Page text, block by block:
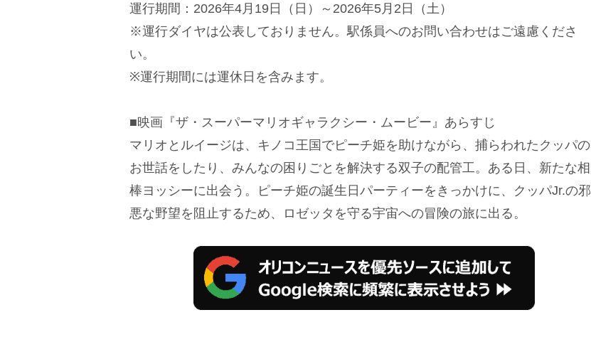
運行期間：2026年4月19日（日）～2026年5月2日（土）
※運行ダイヤは公表しておりません。駅係員へのお問い合わせはご遠慮くださ
い。
※運行期間には運休日を含みます。
■映画『ザ・スーパーマリオギャラクシー・ムービー』あらすじ
マリオとルイージは、キノコ王国でピーチ姫を助けながら、捕らわれたクッパの
お世話をしたり、みんなの困りごとを解決する双子の配管工。ある日、新たな相
棒ヨッシーに出会う。ピーチ姫の誕生日パーティーをきっかけに、クッパJr.の邪
悪な野望を阻止するため、ロゼッタを守る宇宙への冒険の旅に出る。